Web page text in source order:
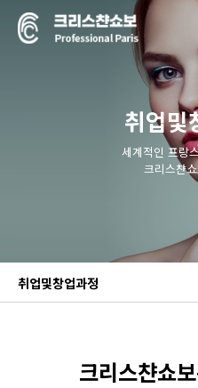
취업및
세계적인 프랑
크리스챤
취업및창업과정
크리스챤쇼